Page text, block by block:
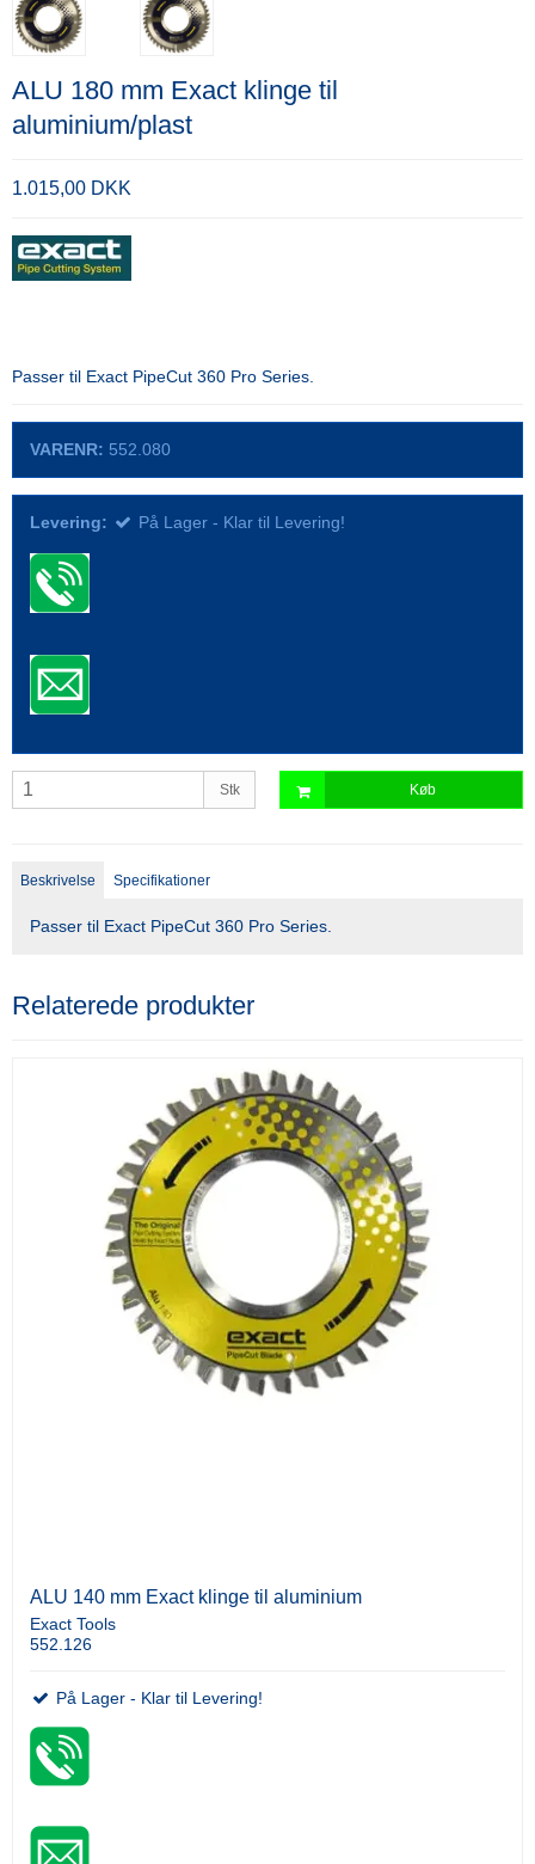
ALU 180 mm Exact klinge til
aluminium/plast
1.015,00 DKK
Passer til Exact PipeCut 360 Pro Series.
VARENR: 552.080
Levering: På Lager - Klar til Levering!
Stk Køb
Beskrivelse Specifikationer
Passer til Exact PipeCut 360 Pro Series.
Relaterede produkter
ALU 140 mm Exact klinge til aluminium
Exact Tools
552.126
På Lager - Klar til Levering!